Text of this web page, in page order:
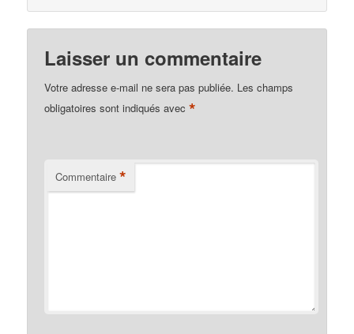
Laisser un commentaire
Votre adresse e-mail ne sera pas publiée. Les champs
obligatoires sont indiqués avec*
Commentaire *